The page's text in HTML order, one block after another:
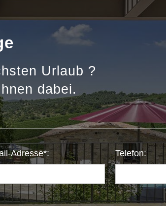
Urlaub ?
dabei.
Adresse*: Telefon: